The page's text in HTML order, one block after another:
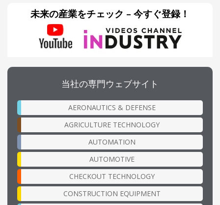
未来の産業をチェック – 今すぐ登録！
当社の専門ウェブサイト
AERONAUTICS & DEFENSE
AGRICULTURE TECHNOLOGY
AUTOMATION
AUTOMOTIVE
CHECKOUT TECHNOLOGY
CONSTRUCTION EQUIPMENT